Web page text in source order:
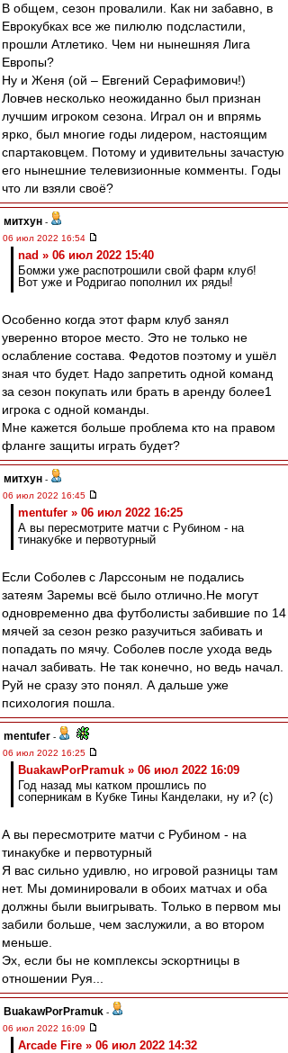
В общем, сезон провалили. Как ни забавно, в
Еврокубках все же пилюлю подсластили,
прошли Атлетико. Чем ни нынешняя Лига
Европы?
Ну и Женя (ой – Евгений Серафимович!)
Ловчев несколько неожиданно был признан
лучшим игроком сезона. Играл он и впрямь
ярко, был многие годы лидером, настоящим
спартаковцем. Потому и удивительны зачастую
его нынешние телевизионные комменты. Годы
что ли взяли своё?
митхун -
06 июл 2022 16:54
nad » 06 июл 2022 15:40
Бомжи уже распотрошили свой фарм клуб!
Вот уже и Родригао пополнил их ряды!
Особенно когда этот фарм клуб занял
уверенно второе место. Это не только не
ослабление состава. Федотов поэтому и ушёл
зная что будет. Надо запретить одной команд
за сезон покупать или брать в аренду более1
игрока с одной команды.
Мне кажется больше проблема кто на правом
фланге защиты играть будет?
митхун -
06 июл 2022 16:45
mentufer » 06 июл 2022 16:25
А вы пересмотрите матчи с Рубином - на
тинакубке и первотурный
Если Соболев с Ларссоным не подались
затеям Заремы всё было отлично.Не могут
одновременно два футболисты забившие по 14
мячей за сезон резко разучиться забивать и
попадать по мячу. Соболев после ухода ведь
начал забивать. Не так конечно, но ведь начал.
Руй не сразу это понял. А дальше уже
психология пошла.
mentufer -
06 июл 2022 16:25
BuakawPorPramuk » 06 июл 2022 16:09
Год назад мы катком прошлись по
соперникам в Кубке Тины Канделаки, ну и? (с)
А вы пересмотрите матчи с Рубином - на
тинакубке и первотурный
Я вас сильно удивлю, но игровой разницы там
нет. Мы доминировали в обоих матчах и оба
должны были выигрывать. Только в первом мы
забили больше, чем заслужили, а во втором
меньше.
Эх, если бы не комплексы эскортницы в
отношении Руя...
BuakawPorPramuk -
06 июл 2022 16:09
Arcade Fire » 06 июл 2022 14:32